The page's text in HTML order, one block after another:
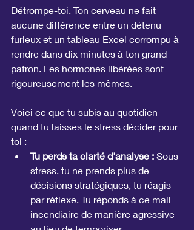
Détrompe-toi. Ton cerveau ne fait
aucune différence entre un détenu
furieux et un tableau Excel corrompu à
rendre dans dix minutes à ton grand
patron. Les hormones libérées sont
rigoureusement les mêmes.
Voici ce que tu subis au quotidien
quand tu laisses le stress décider pour
toi :
Tu perds ta clarté d'analyse : Sous
stress, tu ne prends plus de
décisions stratégiques, tu réagis
par réflexe. Tu réponds à ce mail
incendiaire de manière agressive